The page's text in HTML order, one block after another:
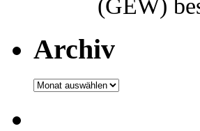
(GEW)
Archiv
Archiv